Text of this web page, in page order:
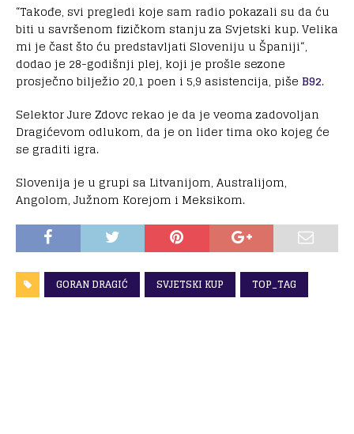
“Takođe, svi pregledi koje sam radio pokazali su da ću
biti u savršenom fizičkom stanju za Svjetski kup. Velika
mi je čast što ću predstavljati Sloveniju u Španiji“,
dodao je 28-godišnji plej, koji je prošle sezone
prosječno bilježio 20,1 poen i 5,9 asistencija, piše B92.
Selektor Jure Zdovc rekao je da je veoma zadovoljan
Dragićevom odlukom, da je on lider tima oko kojeg će
se graditi igra.
Slovenija je u grupi sa Litvanijom, Australijom,
Angolom, Južnom Korejom i Meksikom.
GORAN DRAGIĆ SVJETSKI KUP TOP_TAG